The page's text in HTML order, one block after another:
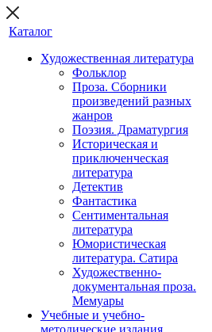
Каталог
Художественная литература
Фольклор
Проза. Сборники
произведений разных
жанров
Поэзия. Драматургия
Историческая и
приключенческая
литература
Детектив
Фантастика
Сентиментальная
литература
Юмористическая
литература. Сатира
Художественно-
документальная проза.
Мемуары
Учебные и учебно-
методические издания